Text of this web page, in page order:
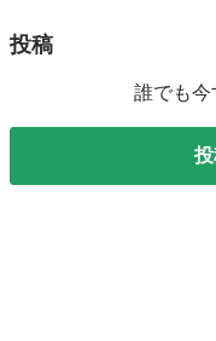
投稿
誰でも今